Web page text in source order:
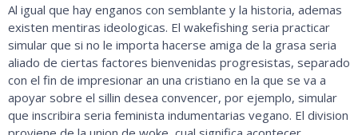
Al igual que hay enganos con semblante y la historia, ademas
existen mentiras ideologicas. El wakefishing seria practicar
simular que si no le importa hacerse amiga de la grasa seria
aliado de ciertas factores bienvenidas progresistas, separado
con el fin de impresionar an una cristiano en la que se va a
apoyar sobre el sillin desea convencer, por ejemplo, simular
que inscribira seria feminista indumentarias vegano. El division